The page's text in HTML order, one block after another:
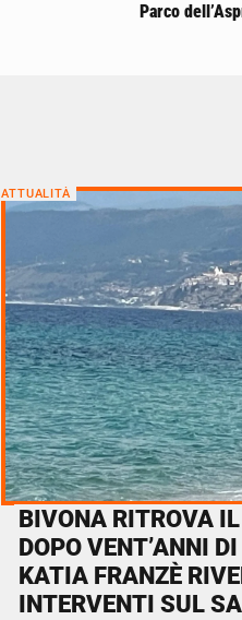
Parco
ATTUALITÀ
BIVONA RITROVA
DOPO VENT’ANNI
KATIA FRANZÈ
INTERVENTI SUL